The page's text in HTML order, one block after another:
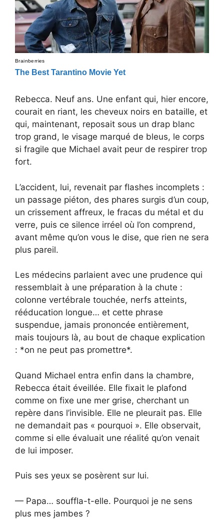
Rebecca. Neuf ans. Une enfant qui, hier encore,
courait en riant, les cheveux noirs en bataille, et
qui, maintenant, reposait sous un drap blanc
trop grand, le visage marqué de bleus, le corps
si fragile que Michael avait peur de respirer trop
fort.
L’accident, lui, revenait par flashes incomplets :
un passage piéton, des phares surgis d’un coup,
un crissement affreux, le fracas du métal et du
verre, puis ce silence irréel où l’on comprend,
avant même qu’on vous le dise, que rien ne sera
plus pareil.
Les médecins parlaient avec une prudence qui
ressemblait à une préparation à la chute :
colonne vertébrale touchée, nerfs atteints,
rééducation longue… et cette phrase
suspendue, jamais prononcée entièrement,
mais toujours là, au bout de chaque explication
: *on ne peut pas promettre*.
Quand Michael entra enfin dans la chambre,
Rebecca était éveillée. Elle fixait le plafond
comme on fixe une mer grise, cherchant un
repère dans l’invisible. Elle ne pleurait pas. Elle
ne demandait pas « pourquoi ». Elle observait,
comme si elle évaluait une réalité qu’on venait
de lui imposer.
Puis ses yeux se posèrent sur lui.
— Papa… souffla-t-elle. Pourquoi je ne sens
plus mes jambes ?